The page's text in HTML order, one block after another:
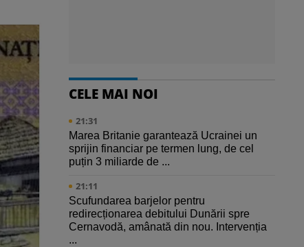
CELE MAI NOI
21:31
Marea Britanie garantează Ucrainei un
sprijin financiar pe termen lung, de cel
puțin 3 miliarde de ...
21:11
Scufundarea barjelor pentru
redirecționarea debitului Dunării spre
Cernavodă, amânată din nou. Intervenția
...